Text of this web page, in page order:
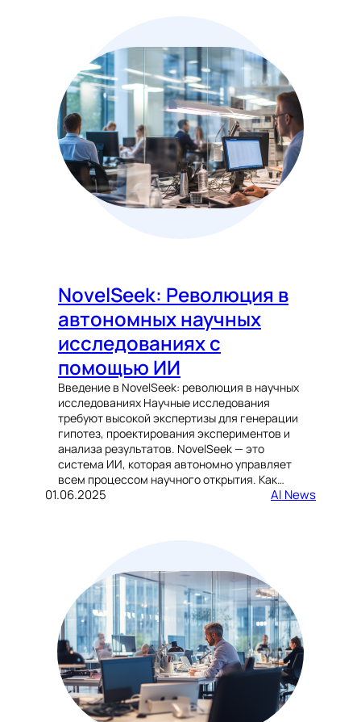
NovelSeek: Революция в
автономных научных
исследованиях с
помощью ИИ
Введение в NovelSeek: революция в научных
исследованиях Научные исследования
требуют высокой экспертизы для генерации
гипотез, проектирования экспериментов и
анализа результатов. NovelSeek — это
система ИИ, которая автономно управляет
всем процессом научного открытия. Как…
01.06.2025 AI News